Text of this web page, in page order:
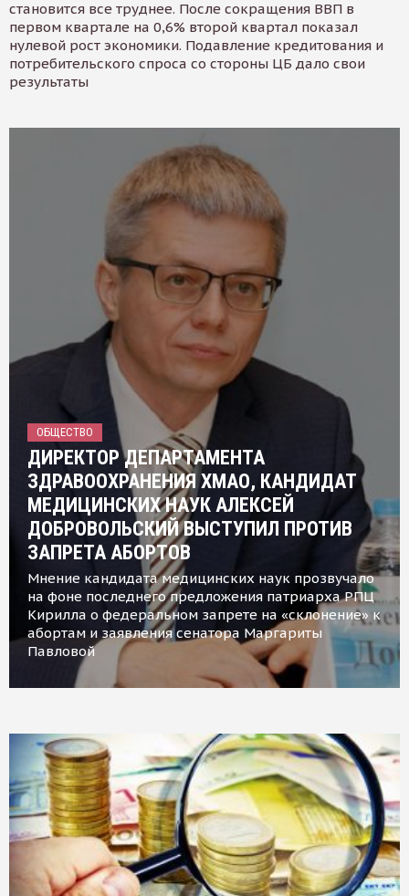
становится все труднее. После сокращения ВВП в
первом квартале на 0,6% второй квартал показал
нулевой рост экономики. Подавление кредитования и
потребительского спроса со стороны ЦБ дало свои
результаты
ОБЩЕСТВО
ДИРЕКТОР ДЕПАРТАМЕНТА
ЗДРАВООХРАНЕНИЯ ХМАО, КАНДИДАТ
МЕДИЦИНСКИХ НАУК АЛЕКСЕЙ
ДОБРОВОЛЬСКИЙ ВЫСТУПИЛ ПРОТИВ
ЗАПРЕТА АБОРТОВ
Мнение кандидата медицинских наук прозвучало
на фоне последнего предложения патриарха РПЦ
Кирилла о федеральном запрете на «склонение» к
абортам и заявления сенатора Маргариты
Павловой